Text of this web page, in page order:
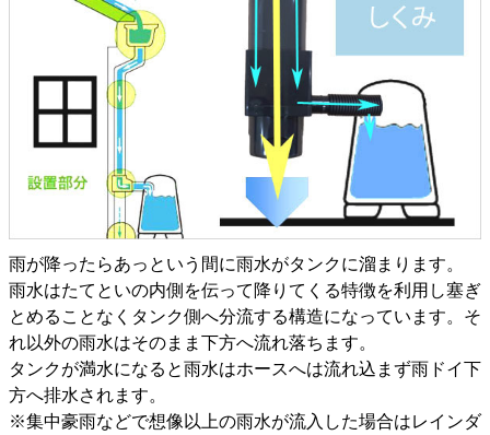
雨が降ったらあっという間に雨水がタンクに溜まります。
雨水はたてといの内側を伝って降りてくる特徴を利用し塞ぎ
とめることなくタンク側へ分流する構造になっています。そ
れ以外の雨水はそのまま下方へ流れ落ちます。
タンクが満水になると雨水はホースへは流れ込まず雨ドイ下
方へ排水されます。
※集中豪雨などで想像以上の雨水が流入した場合はレインダ